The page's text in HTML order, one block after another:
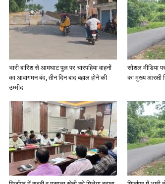
भारी बारिश से आमघाट पुल पर चारपहिया वाहनों
का आवागमन बंद, तीन दिन बाद बहाल होने की
उम्मीद
सोशल मीडिया
का मुख्य आरक्षी